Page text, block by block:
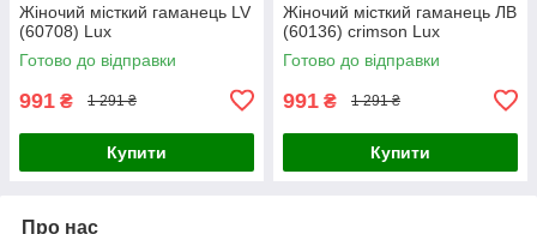
Жіночий місткий гаманець LV
(60708) Lux
Готово до відправки
991 ₴ 1 291 ₴
Купити
Жіночий місткий гаманець ЛВ
(60136) crimson Lux
Готово до відправки
991 ₴ 1 291 ₴
Купити
Про нас